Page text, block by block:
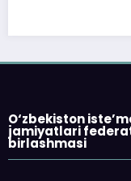
O‘zbekiston
jamiyatlari
birlashmasi